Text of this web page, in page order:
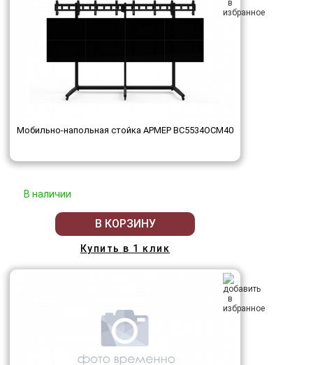
Мобильно-напольная стойка АРМЕР ВС5534ОСМ40
В наличии
В КОРЗИНУ
Купить в 1 клик